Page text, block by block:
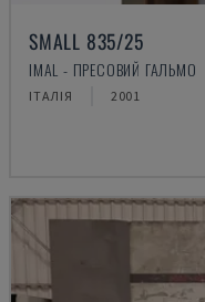
SMALL 835/25
IMAL - ПРЕСОВИЙ ГАЛЬМО
ІТАЛІЯ 2001